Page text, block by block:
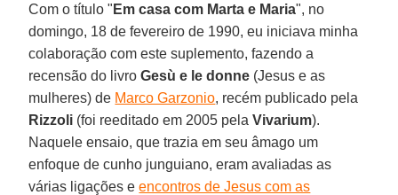
Com o título " Em casa com Marta e Maria", no
domingo, 18 de fevereiro de 1990, eu iniciava minha
colaboração com este suplemento, fazendo a
recensão do livroGesù e le donne (Jesus e as
mulheres) de Marco Garzonio, recém publicado pela
Rizzoli (foi reeditado em 2005 pelaVivarium).
Naquele ensaio, que trazia em seu âmago um
enfoque de cunho junguiano, eram avaliadas as
várias ligações eencontros de Jesus com as